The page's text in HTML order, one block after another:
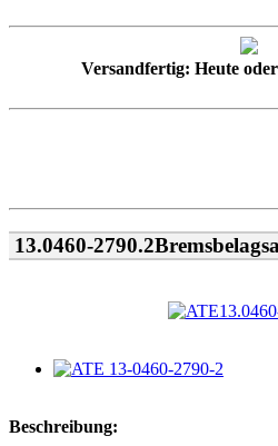
Versandfertig: Heute
13.0460-
Beschreibung: